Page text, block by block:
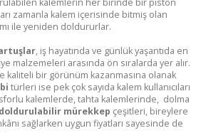
zamanla kalem içerisinde bitmiş olan
ile yeniden doldururlar.
, iş hayatında ve günlük yaşantıda en
malzemeleri arasında ön sıralarda yer alır.
kaliteli bir görünüm kazanmasına olanak
türleri ise pek çok sayıda kalem kullanıcıları
kalemlerde, tahta kalemlerinde, dolma
doldurulabilir mürekkep çeşitleri, bireylere
sağlarken uygun fiyatları sayesinde de